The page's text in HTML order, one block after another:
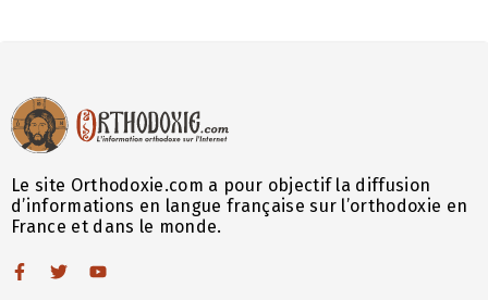
Le site Orthodoxie.com a pour objectif la diffusion
d’informations en langue française sur l’orthodoxie en
France et dans le monde.